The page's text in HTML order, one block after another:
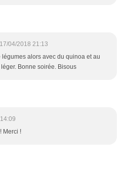
17/04/2018 21:13
alors avec du quinoa et au
Bonne soirée. Bisous
Merci !